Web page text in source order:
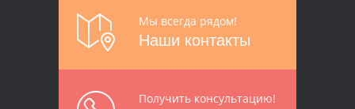
Мы всегда рядом!
Наши контакты
Получить консультацию!